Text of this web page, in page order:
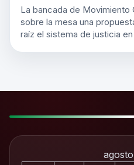
La bancada de Movimiento
sobre la mesa una
raíz el sistema de justicia